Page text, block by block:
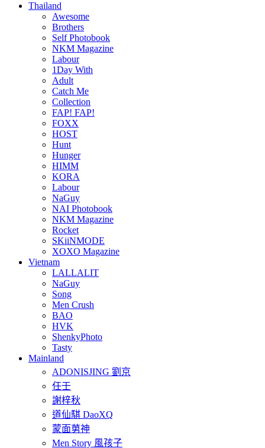
Thailand
Awesome
Brothers
Self Photobook
NKM Magazine
Labour
1Day With
Adult
Catch Me
Collection
FAP! FAP!
FOXX
HOST
Hunt
Hunger
HIMM
KORA
Labour
NaGuy
NAI Photobook
NKM Magazine
Rocket
SKiiNMODE
XOXO Magazine
Vietnam
LALLALIT
NaGuy
Song
Men Crush
BAO
HVK
ShenkyPhoto
Tasty
Mainland
ADONISJING 劉京
任壬
謝梓秋
道仙騏 DaoXQ
蒙面莮神
Men Story 風孩子